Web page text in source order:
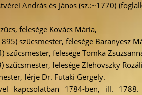
András és János (sz.:~1770)
felesége Kovács Mária,
szűcsmester, felesége Baranyesz
szűcsmester, felesége Tomka
szűcsmester, felesége Zlehovszky
férje Dr. Futaki Gergely.
kapcsolatban 1784-ben, ill.